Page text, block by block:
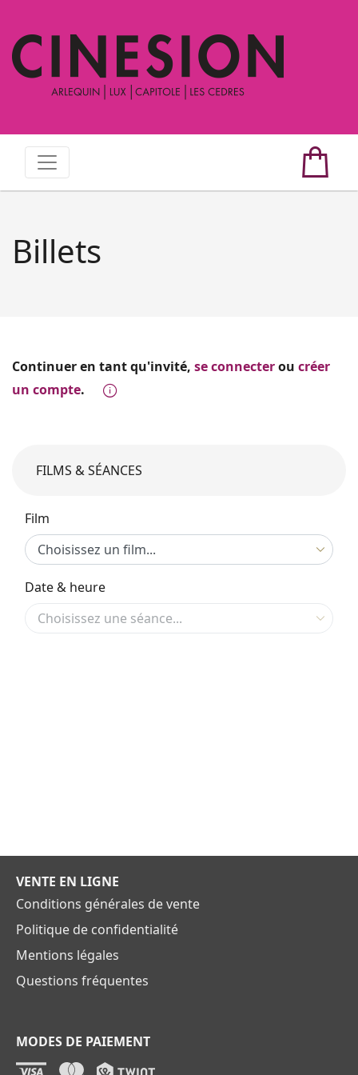
Billets
Continuer en tant qu'invité, se connecterou créer
un compte.
FILMS & SÉANCES
Film
Date & heure
VENTE EN LIGNE
Conditions générales de vente
Politique de confidentialité
Mentions légales
Questions fréquentes
MODES DE PAIEMENT